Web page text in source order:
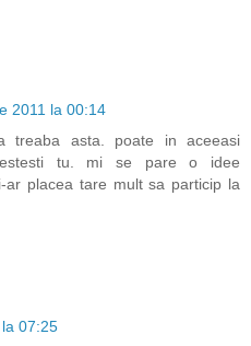
2011 la 00:14
treaba asta. poate in aceeasi
tu. mi se pare o idee
ar placea tare mult sa particip la
07:25